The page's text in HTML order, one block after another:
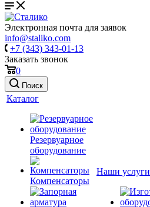
Электронная почта для заявок
info@staliko.com
+7 (343) 343-01-13
Заказать звонок
0
Поиск
Каталог
Резервуарное
оборудование
Компенсаторы
Наши услуги